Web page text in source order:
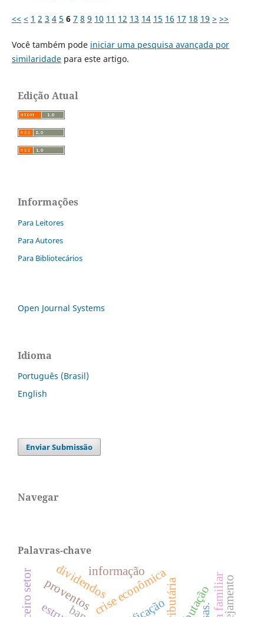
<< < 1 2 3 4 5 6 7 8 9 10 11 12 13 14 15 16 17 18 19 > >>
Você também pode iniciar uma pesquisa avançada por
similaridadepara este artigo.
Edição Atual
Informações
Para Leitores
Para Autores
Para Bibliotecários
Open Journal Systems
Idioma
Português (Brasil)
English
Enviar Submissão
Navegar
Palavras-chave
crise econômica
terceiro setor dividendos
proventos
informação